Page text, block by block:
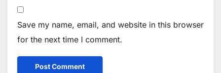
Save my name, email, and website in this browser
for the next time I comment.